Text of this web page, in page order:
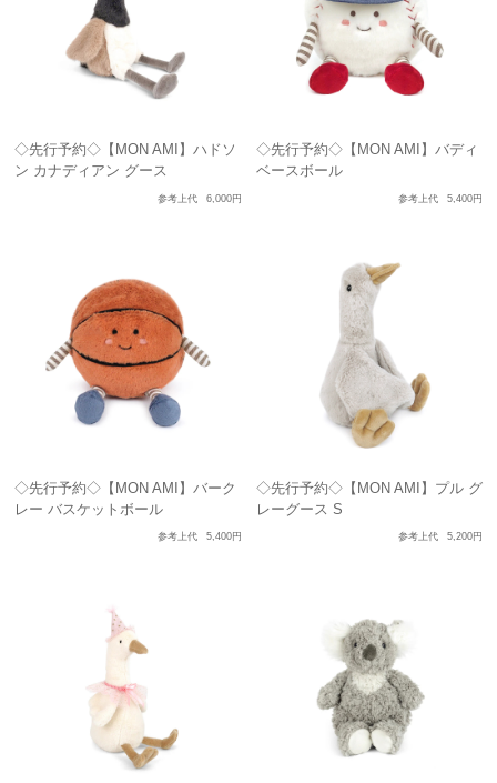
◇先行予約◇【MON AMI】ハドソ
ン カナディアン グース
参考上代 6,000円
◇先行予約◇【MON AMI】バディ
ベースボール
参考上代 5,400円
◇先行予約◇【MON AMI】バーク
レー バスケットボール
参考上代 5,400円
◇先行予約◇【MON AMI】プル グ
レーグース S
参考上代 5,200円